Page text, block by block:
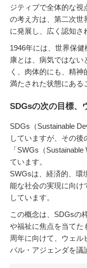
ジティブで全体的な視
の考え方は、第二次世
に発展し、広く認知さ
1946年には、世界保
康とは、病気ではな
く、肉体的にも、精
満たされた状態にある
SDGsの次の目標、
SDGs（Sustainable
していますが、その後
「SWGs（
ています。
​SWGsは、経済的、環
能な社会の実現に向け
しています。​
この概念は、SDGsの
や福祉に焦点を当てた
周年に向けて、ウェル
バル・アジェンダを議